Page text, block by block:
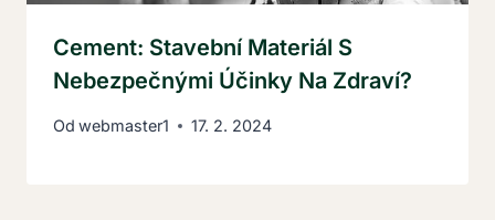
Cement: Stavební Materiál S
Nebezpečnými Účinky Na Zdraví?
Od webmaster1 17. 2. 2024